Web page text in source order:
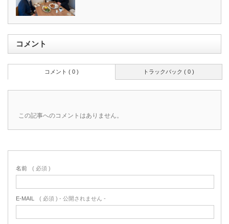
コメント
トラックバック ( 0 )
コメント ( 0 )
この記事へのコメントはありません。
名前 ( 必須 )
E-MAIL ( 必須 ) - 公開されません -